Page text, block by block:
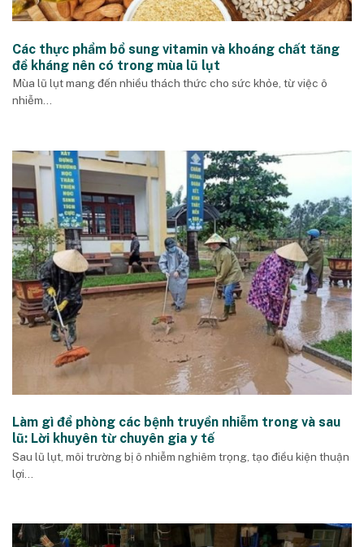
Các thực phẩm bổ sung vitamin và khoáng chất tăng
đề kháng nên có trong mùa lũ lụt
Mùa lũ lụt mang đến nhiều thách thức cho sức khỏe, từ việc ô
nhiễm...
Làm gì để phòng các bệnh truyền nhiễm trong và sau
lũ: Lời khuyên từ chuyên gia y tế
Sau lũ lụt, môi trường bị ô nhiễm nghiêm trọng, tạo điều kiện thuận
lợi...